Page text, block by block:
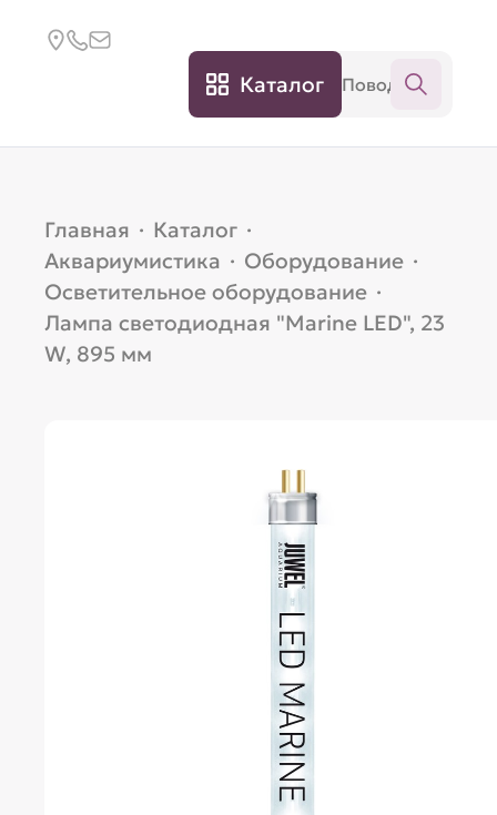
Каталог
Главная · Каталог ·
Аквариумистика · Оборудование ·
Осветительное оборудование ·
Лампа светодиодная "Marine LED", 23
W, 895 мм